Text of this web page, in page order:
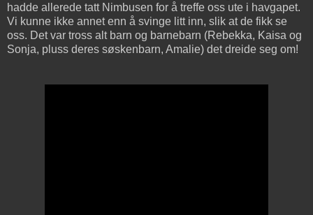
hadde allerede tatt Nimbusen for å treffe oss ute i havgapet.
Vi kunne ikke annet enn å svinge litt inn, slik at de fikk se
oss. Det var tross alt barn og barnebarn (Rebekka, Kaisa og
Sonja, pluss deres søskenbarn, Amalie) det dreide seg om!